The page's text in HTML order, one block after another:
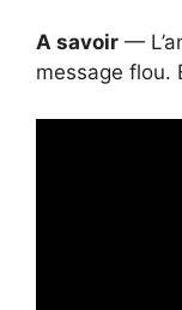
A savoir —
message flou.